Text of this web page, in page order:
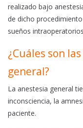
realizado bajo
de dicho
sueños
¿Cuáles son
general?
La anestesia general
inconsciencia, la
paciente.